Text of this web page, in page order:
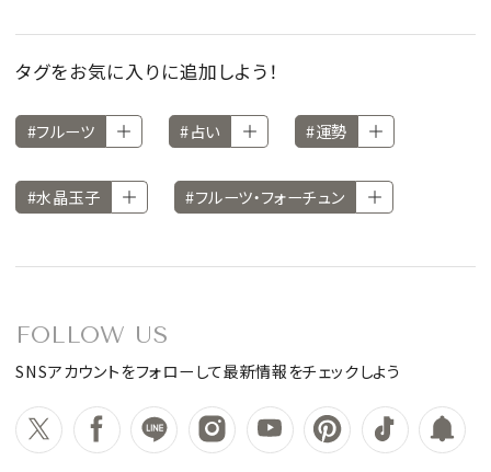
タグをお気に入りに追加しよう！
#フルーツ #占い #運勢
#水晶玉子 #フルーツ・フォーチュン
FOLLOW US
SNSアカウントをフォローして最新情報をチェックしよう